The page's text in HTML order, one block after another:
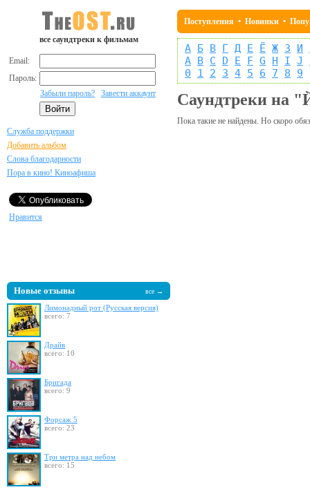
все саундтреки к фильмам
Email:
Пароль:
Забыли пароль?
Завести аккаунт
Служба поддержки
Добавить альбом
Слова благодарности
Пора в кино! Киноафиша
Нравится
Новые отзывы все →
Лимонадный рот (Русская версия)
всего: 7
Драйв
всего: 10
Бригада
всего: 9
Форсаж 5
всего: 23
Три метра над небом
всего: 15
Поступления • Новинки •
А Б В Г Д Е Ё Ж З И
A B C D E F G H I J
0
1 2 3 4 5 6 7 8 9
Саундтреки на
Пока такие не найдены. Но скоро